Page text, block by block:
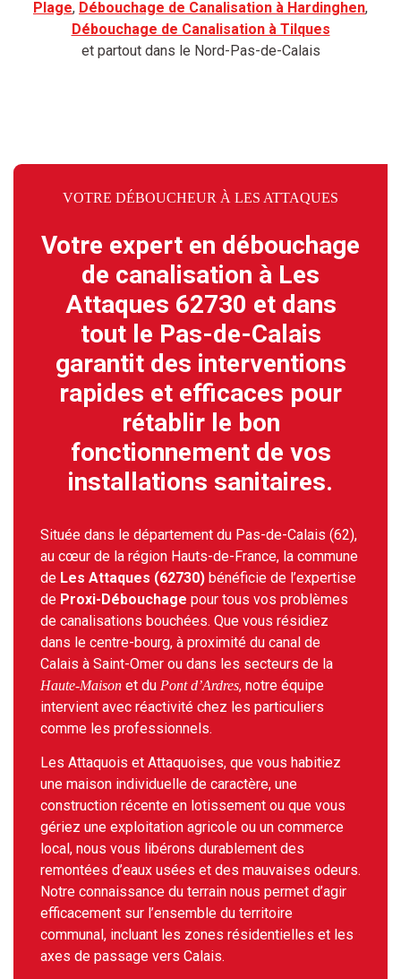
Plage, Débouchage de Canalisation à Hardinghen,
Débouchage de Canalisation à Tilques
et partout dans le Nord-Pas-de-Calais
VOTRE DÉBOUCHEUR À LES ATTAQUES
Votre expert en débouchage
de canalisation à Les
Attaques 62730 et dans
tout le Pas-de-Calais
garantit des interventions
rapides et efficaces pour
rétablir le bon
fonctionnement de vos
installations sanitaires.
Située dans le département du Pas-de-Calais (62),
au cœur de la région Hauts-de-France, la commune
de Les Attaques (62730) bénéficie de l’expertise
de Proxi-Débouchage pour tous vos problèmes
de canalisations bouchées. Que vous résidiez
dans le centre-bourg, à proximité du canal de
Calais à Saint-Omer ou dans les secteurs de la
Haute-Maison et du Pont d’Ardres, notre équipe
intervient avec réactivité chez les particuliers
comme les professionnels.
Les Attaquois et Attaquoises, que vous habitiez
une maison individuelle de caractère, une
construction récente en lotissement ou que vous
gériez une exploitation agricole ou un commerce
local, nous vous libérons durablement des
remontées d’eaux usées et des mauvaises odeurs.
Notre connaissance du terrain nous permet d’agir
efficacement sur l’ensemble du territoire
communal, incluant les zones résidentielles et les
axes de passage vers Calais.